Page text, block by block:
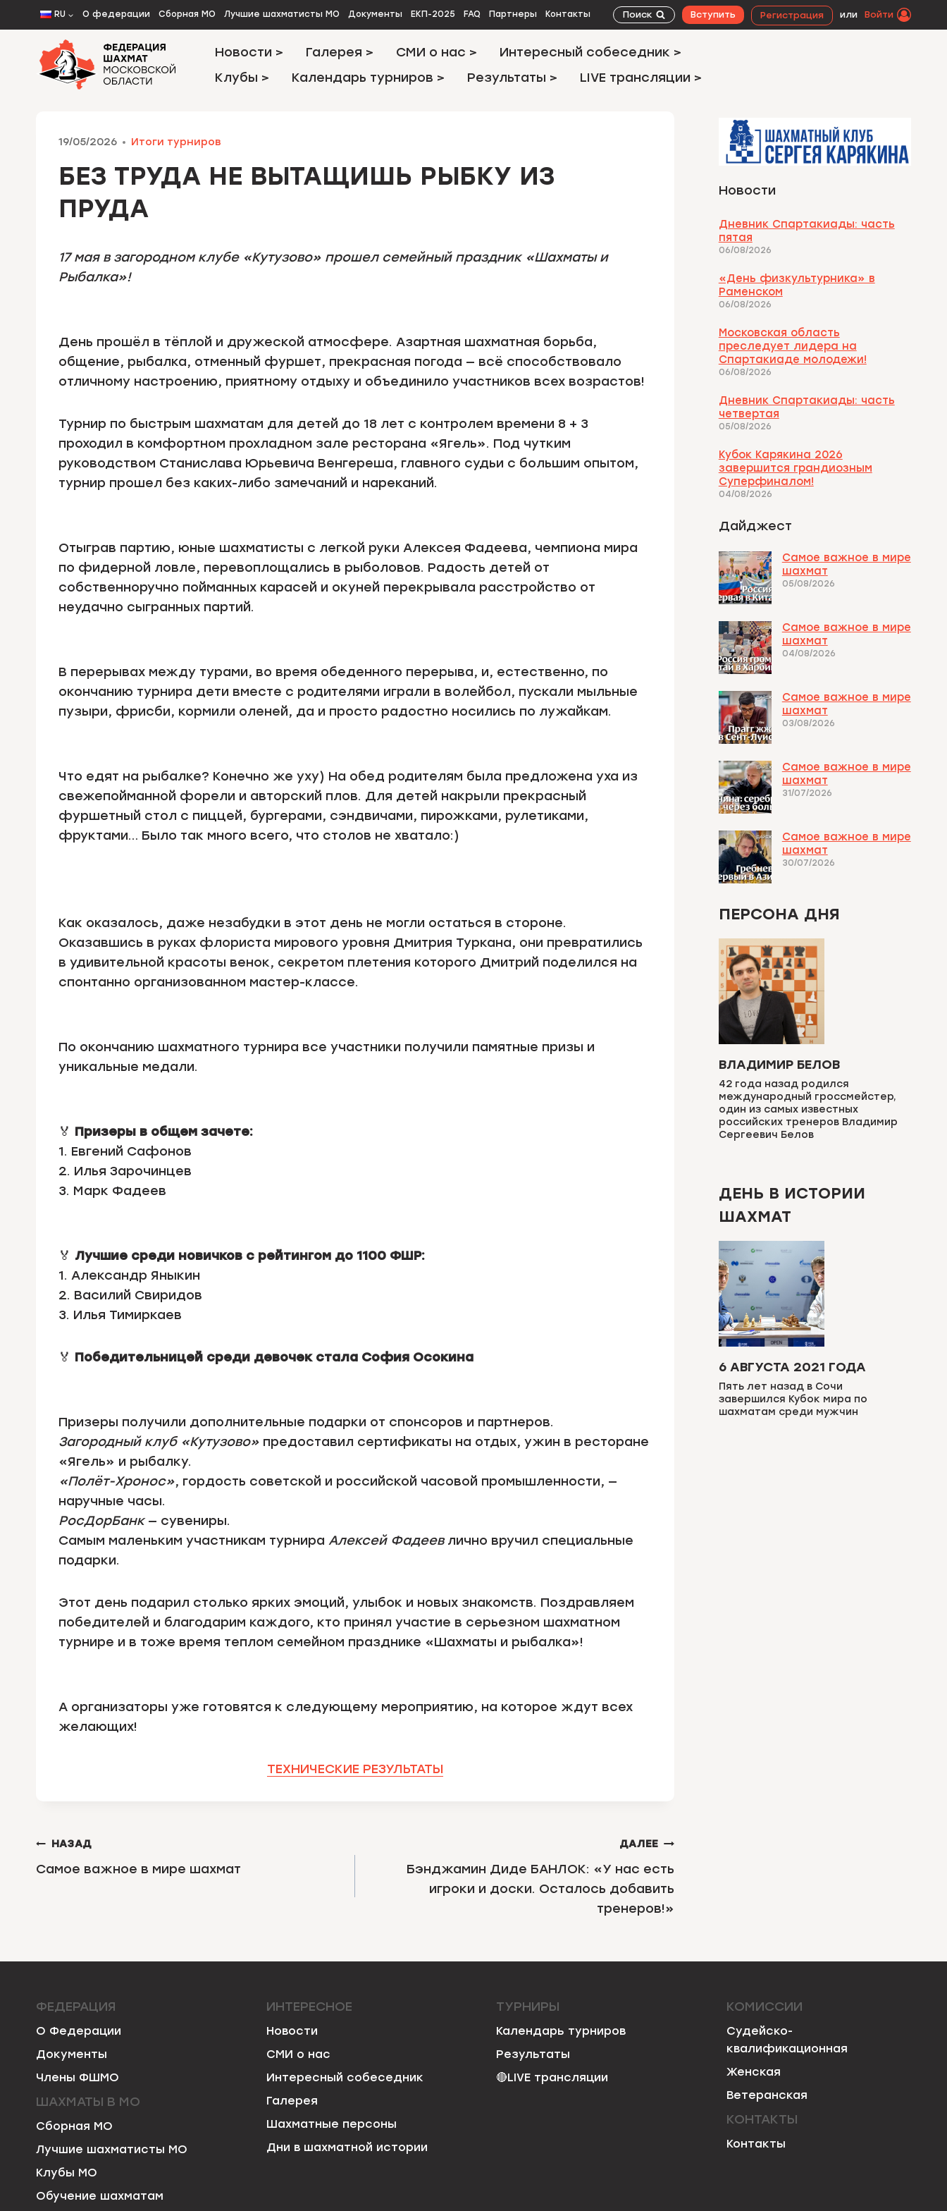
Перейти
к
содержимому
RU О федерации Сборная МО Лучшие шахматисты МО Документы ЕКП-2025 FAQ Партнеры Контакты Поиск Вступить Регистрация или Войти
Новости > Галерея > СМИ о нас >
Интересный собеседник >
Клубы >
Календарь турниров > Результаты > LIVE трансляции >
19/05/2026 Итоги турниров
БЕЗ ТРУДА НЕ ВЫТАЩИШЬ РЫБКУ ИЗ
ПРУДА
17 мая в загородном клубе «Кутузово» прошел семейный праздник «Шахматы и
Рыбалка»!
День прошёл в тёплой и дружеской атмосфере. Азартная шахматная борьба,
общение, рыбалка, отменный фуршет, прекрасная погода — всё способствовало
отличному настроению, приятному отдыху и объединило участников всех возрастов!
Турнир по быстрым шахматам для детей до 18 лет с контролем времени 8 + 3
проходил в комфортном прохладном зале ресторана «Ягель». Под чутким
руководством Станислава Юрьевича Венгереша, главного судьи с большим опытом,
турнир прошел без каких-либо замечаний и нареканий.
Отыграв партию, юные шахматисты с легкой руки Алексея Фадеева, чемпиона мира
по фидерной ловле, перевоплощались в рыболовов. Радость детей от
собственноручно пойманных карасей и окуней перекрывала расстройство от
неудачно сыгранных партий.
В перерывах между турами, во время обеденного перерыва, и, естественно, по
окончанию турнира дети вместе с родителями играли в волейбол, пускали мыльные
пузыри, фрисби, кормили оленей, да и просто радостно носились по лужайкам.
Что едят на рыбалке? Конечно же уху) На обед родителям была предложена уха из
свежепойманной форели и авторский плов. Для детей накрыли прекрасный
фуршетный стол с пиццей, бургерами, сэндвичами, пирожками, рулетиками,
фруктами… Было так много всего, что столов не хватало:)
Как оказалось, даже незабудки в этот день не могли остаться в стороне.
Оказавшись в руках флориста мирового уровня Дмитрия Туркана, они превратились
в удивительной красоты венок, секретом плетения которого Дмитрий поделился на
спонтанно организованном мастер-классе.
По окончанию шахматного турнира все участники получили памятные призы и
уникальные медали.
🏅 Призеры в общем зачете:
1. Евгений Сафонов
2. Илья Зарочинцев
3. Марк Фадеев
🏅 Лучшие среди новичков с рейтингом до 1100 ФШР:
1. Александр Яныкин
2. Василий Свиридов
3. Илья Тимиркаев
🏅 Победительницей среди девочек стала София Осокина
Призеры получили дополнительные подарки от спонсоров и партнеров.
Загородный клуб «Кутузово» предоставил сертификаты на отдых, ужин в ресторане
«Ягель» и рыбалку.
«Полёт-Хронос», гордость советской и российской часовой промышленности, —
наручные часы.
РосДорБанк— сувениры.
Самым маленьким участникам турнира Алексей Фадеевлично вручил специальные
подарки.
Этот день подарил столько ярких эмоций, улыбок и новых знакомств. Поздравляем
победителей и благодарим каждого, кто принял участие в серьезном шахматном
турнире и в тоже время теплом семейном празднике «Шахматы и рыбалка»!
А организаторы уже готовятся к следующему мероприятию, на которое ждут всех
желающих!
ТЕХНИЧЕСКИЕ РЕЗУЛЬТАТЫ
НАВИГАЦИЯ
ПО
НАЗАД
Самое важное в мире шахмат
ДАЛЕЕ
Бэнджамин Диде БАНЛОК: «У нас есть
игроки и доски. Осталось добавить
тренеров!»
Новости
Дневник Спартакиады: часть
пятая
06/08/2026
«День физкультурника» в
Раменском
06/08/2026
Московская область
преследует лидера на
Спартакиаде молодежи!
06/08/2026
Дневник Спартакиады: часть
четвертая
05/08/2026
Кубок Карякина 2026
завершится грандиозным
Суперфиналом!
04/08/2026
Дайджест
Самое важное в мире
шахмат
05/08/2026
Самое важное в мире
шахмат
04/08/2026
Самое важное в мире
шахмат
03/08/2026
Самое важное в мире
шахмат
31/07/2026
Самое важное в мире
шахмат
30/07/2026
ПЕРСОНА ДНЯ
ВЛАДИМИР БЕЛОВ
42 года назад родился
международный гроссмейстер,
один из самых известных
российских тренеров Владимир
Сергеевич Белов
ДЕНЬ В ИСТОРИИ
ШАХМАТ
6 АВГУСТА 2021 ГОДА
Пять лет назад в Сочи
завершился Кубок мира по
шахматам среди мужчин
ФЕДЕРАЦИЯ
О Федерации
Документы
Члены ФШМО
ШАХМАТЫ В МО
Сборная МО
Лучшие шахматисты МО
Клубы МО
Обучение шахматам
ИНТЕРЕСНОЕ
Новости
СМИ о нас
Интересный собеседник
Галерея
Шахматные персоны
Дни в шахматной истории
ТУРНИРЫ
Календарь турниров
Результаты
🔴LIVE трансляции
КОМИССИИ
Судейско-
квалификационная
Женская
Ветеранская
КОНТАКТЫ
Контакты